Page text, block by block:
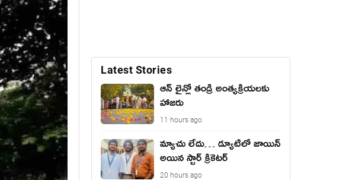
Latest Stories
ఆన్ లైన్లో తండ్రి అంత్యక్రియలకు
హాజరు
11 hours ago
మ్యాచు లేదు… డ్యూటీలో జాయిన్
అయిన స్టార్ క్రికెటర్
20 hours ago